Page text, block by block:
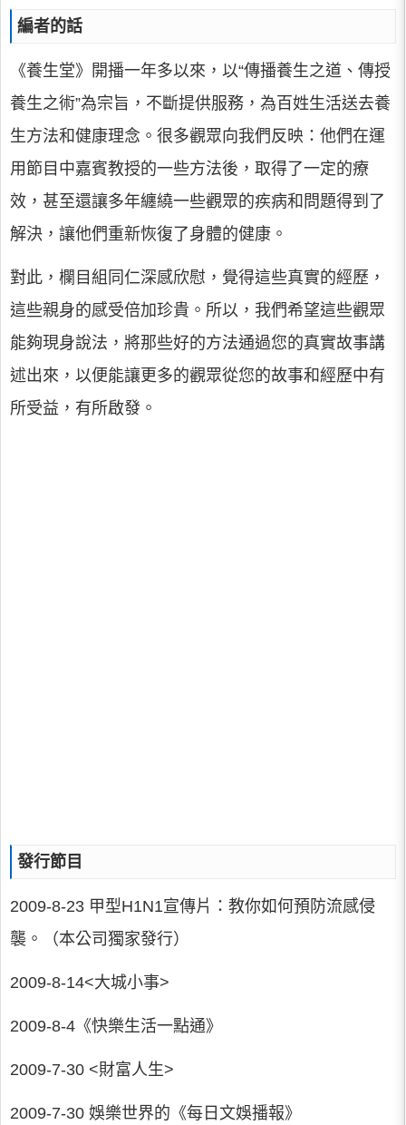
編者的話
《養生堂》開播一年多以來，以“傳播養生之道、傳授
養生之術”為宗旨，不斷提供服務，為百姓生活送去養
生方法和健康理念。很多觀眾向我們反映：他們在運
用節目中嘉賓教授的一些方法後，取得了一定的療
效，甚至還讓多年纏繞一些觀眾的疾病和問題得到了
解決，讓他們重新恢復了身體的健康。
對此，欄目組同仁深感欣慰，覺得這些真實的經歷，
這些親身的感受倍加珍貴。所以，我們希望這些觀眾
能夠現身說法，將那些好的方法通過您的真實故事講
述出來，以便能讓更多的觀眾從您的故事和經歷中有
所受益，有所啟發。
發行節目
2009-8-23 甲型H1N1宣傳片：教你如何預防流感侵
襲。（本公司獨家發行）
2009-8-14<大城小事>
2009-8-4《快樂生活一點通》
2009-7-30 <財富人生>
2009-7-30 娛樂世界的《每日文娛播報》